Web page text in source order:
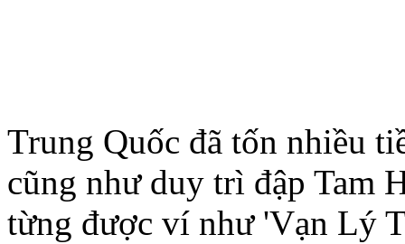
Trung Quốc đã tốn nhiều
cũng như duy trì đập Tam
từng được ví như 'Vạn Lý